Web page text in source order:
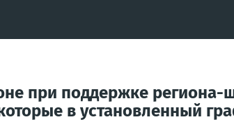
при поддержке
в установленный